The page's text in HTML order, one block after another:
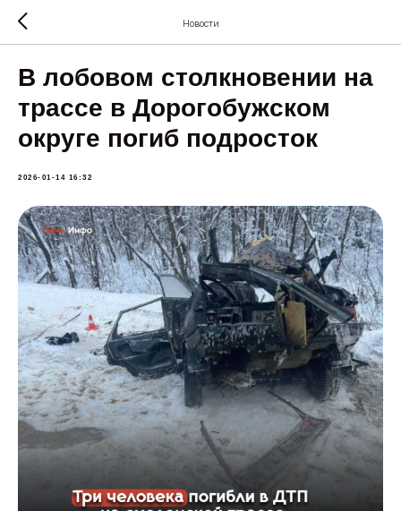
Новости
В лобовом столкновении на
трассе в Дорогобужском
округе погиб подросток
2026-01-14 16:32